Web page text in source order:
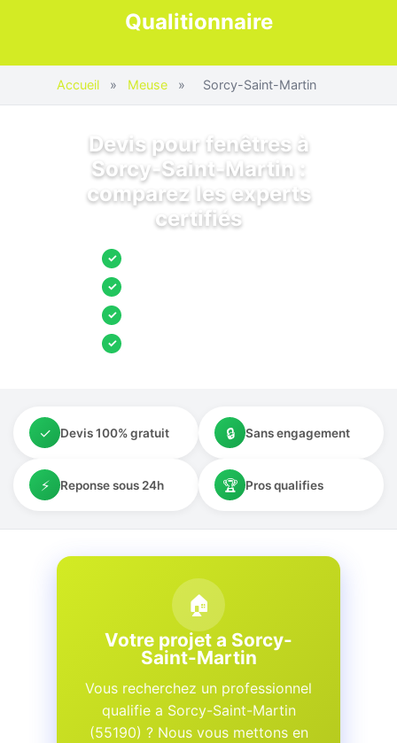
Qualitionnaire
Accueil » Meuse » Sorcy-Saint-Martin
Devis pour fenêtres à
Sorcy-Saint-Martin :
comparez les experts
certifiés
✓
✓
✓
✓
✓ Devis 100% gratuit 🔒 Sans engagement
⚡ Reponse sous 24h 🏆 Pros qualifies
🏠
Votre projet a Sorcy-
Saint-Martin
Vous recherchez un professionnel
qualifie a Sorcy-Saint-Martin
(55190) ? Nous vous mettons en